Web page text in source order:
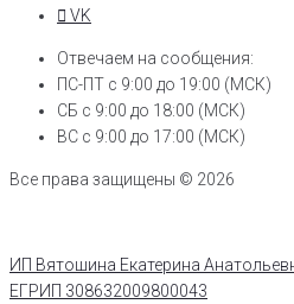
VK
Отвечаем на сообщения:
ПС-ПТ с 9:00 до 19:00 (МСК)
СБ с 9:00 до 18:00 (МСК)
ВС с 9:00 до 17:00 (МСК)
Все права защищены © 2026
ИП Вятошина Екатерина
ЕГРИП 308632009800043